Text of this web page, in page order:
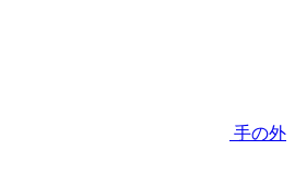
手の外